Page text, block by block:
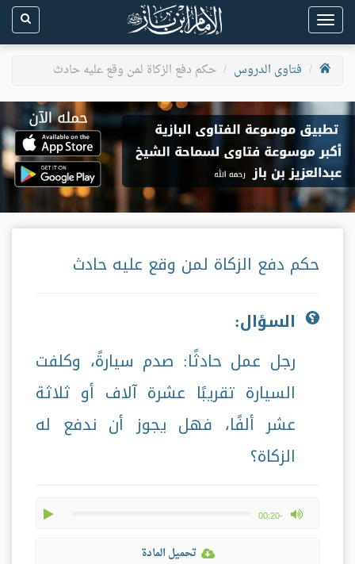
Toggle
navigation
فتاوى الدروس
حكم دفع الزكاة لمن وقع عليه حادث
حكم دفع الزكاة لمن وقع عليه حادث
السؤال:
رجل عمل حادثًا: صدم سيارةً، وكلفت
السيارة تقريبًا عشرة آلاف أو ثلاثة
عشر ألفًا، فهل يجوز أن ندفع له
الزكاة؟
-00:20
max volume
تحميل المادة